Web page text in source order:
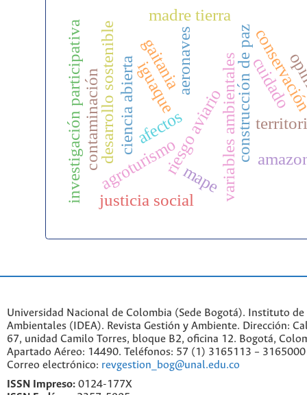
variables ambientales
riesgo aviario
aeronaves
gaitania
agroturismo
construcción de paz
ciencia abierta
investigación participativa justicia social
cuidado
afectos
iguaque
madre tierra
mape
desarrollo sostenible
contaminación
Universidad Nacional de Colombia (Sede Bogotá). Instituto de
Ambientales (IDEA). Revista Gestión y Ambiente. Dirección:
67, unidad Camilo Torres, bloque B2, oficina 12. Bogotá,
Apartado Aéreo: 14490. Teléfonos: 57 (1) 3165113 –
Correo electrónico: revgestion_bog@unal.edu.co
ISSN Impreso: 0124-177X